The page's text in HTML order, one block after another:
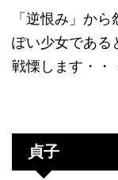
「逆恨み」か
ぽい少女である
戦慄します・・
貞子